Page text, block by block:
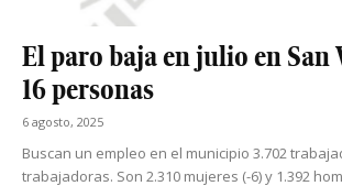
El paro baja en julio en San
16 personas
6 agosto, 2025
Buscan un empleo en el municipio 3.702
trabajadoras. Son 2.310 mujeres (-6) y 1.392